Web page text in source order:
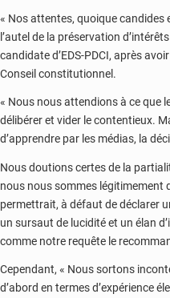
« Nos attentes, quoique candides
l’autel de la préservation
candidate d’EDS-PDCI, après
Conseil constitutionnel.
« Nous nous attendions à ce que
délibérer et vider le contentieux.
d’apprendre par les médias, la
Nous doutions certes de la
nous nous sommes légitimement
permettrait, à défaut de déclarer
un sursaut de lucidité et un élan
comme notre requête le
Cependant, « Nous sortons
d’abord en termes d’expérience